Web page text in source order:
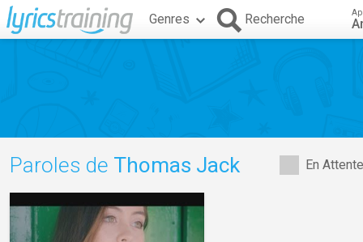
Genres Recherche
En
Paroles de Thomas Jack